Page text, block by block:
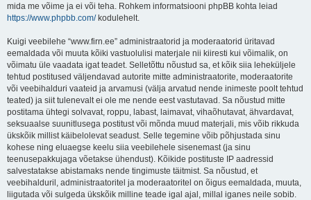
mida me võime ja ei või teha. Rohkem informatsiooni phpBB kohta leiad
https://www.phpbb.com/kodulehelt.
Kuigi veebilehe “www.firn.ee” administraatorid ja moderaatorid üritavad
eemaldada või muuta kõiki vastuolulisi materjale nii kiiresti kui võimalik, on
võimatu üle vaadata igat teadet. Selletõttu nõustud sa, et kõik siia leheküljele
tehtud postitused väljendavad autorite mitte administraatorite, moderaatorite
või veebihalduri vaateid ja arvamusi (välja arvatud nende inimeste poolt tehtud
teated) ja siit tulenevalt ei ole me nende eest vastutavad. Sa nõustud mitte
postitama ühtegi solvavat, roppu, labast, laimavat, vihaõhutavat, ähvardavat,
seksuaalse suunitlusega postitust või mõnda muud materjali, mis võib rikkuda
ükskõik millist käibelolevat seadust. Selle tegemine võib põhjustada sinu
kohese ning eluaegse keelu siia veebilehele sisenemast (ja sinu
teenusepakkujaga võetakse ühendust). Kõikide postituste IP aadressid
salvestatakse abistamaks nende tingimuste täitmist. Sa nõustud, et
veebihalduril, administraatoritel ja moderaatoritel on õigus eemaldada, muuta,
liigutada või sulgeda ükskõik milline teade igal ajal, millal iganes neile sobib.